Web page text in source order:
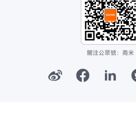
關注公眾號：商米